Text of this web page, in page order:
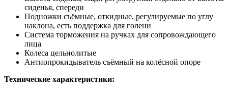
сиденья, спереди
Подножки съёмные, откидные, регулируемые по углу
наклона, есть поддержка для голени
Система торможения на ручках для сопровождающего
лица
Колеса цельнолитые
Антиопрокидыватель съёмный на колёсной опоре
Технические характеристики: